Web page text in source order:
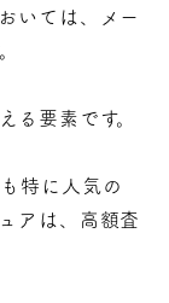
いては、メー
る要素です。
特に人気の
アは、高額査